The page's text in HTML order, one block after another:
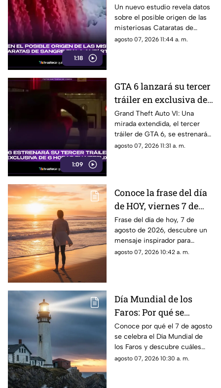
1:18
posible origen de las
misteriosas Cataratas
de Sangre en la
Antártida
Un nuevo estudio revela datos
sobre el posible origen de las
misteriosas Cataratas de
Sangre en la Antártida. Aquí
agosto 07, 2026 11:44 a. m.
1:09
GTA 6 lanzará su tercer
tráiler en exclusiva de
6 horas en Netflix:
¿Cuándo será el estreno
del avance del Grand
Theft Auto VI?
Grand Theft Auto VI: Una
mirada extendida, el tercer
tráiler de GTA 6, se estrenará
en Netflix y aquí te
agosto 07, 2026 11:31 a. m.
Conoce la frase del día
de HOY, viernes 7 de
agosto de 2026, y
llénate de inspiración
con estas palabras
Frase del día de hoy, 7 de
agosto de 2026, descubre un
mensaje inspirador para
reflexionar y compartir con tus
agosto 07, 2026 10:42 a. m.
Día Mundial de los
Faros: Por qué se
celebra el 7 de agosto y
los 5 más famosos de la
historia
Conoce por qué el 7 de agosto
se celebra el Día Mundial de
los Faros y descubre cuáles
son los 5 más famosos de la
agosto 07, 2026 10:30 a. m.